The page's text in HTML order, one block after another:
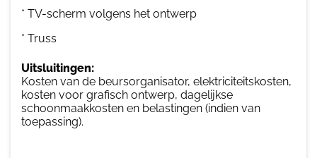
* TV-scherm volgens het ontwerp
* Truss
Uitsluitingen:
Kosten van de beursorganisator, elektriciteitskosten,
kosten voor grafisch ontwerp, dagelijkse
schoonmaakkosten en belastingen (indien van
toepassing).